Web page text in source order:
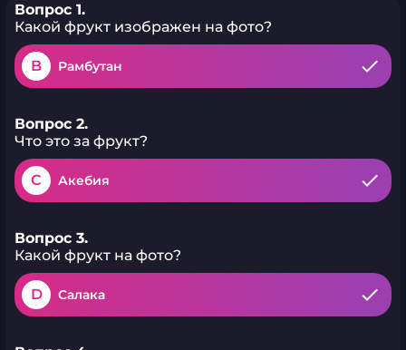
Вопрос 1.
Какой фрукт изображен на фото?
B Рамбутан
Вопрос 2.
Что это за фрукт?
C Акебия
Вопрос 3.
Какой фрукт на фото?
D Салака